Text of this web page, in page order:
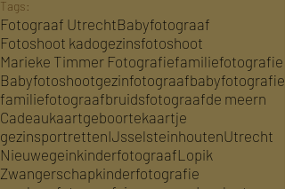
Tags:
Fotograaf UtrechtBabyfotograaf
Fotoshoot kadogezinsfotoshoot
Marieke Timmer Fotografiefamiliefotografie
Babyfotoshootgezinfotograafbabyfotografie
familiefotograafbruidsfotograafde meern
Cadeaukaartgeboortekaartje
gezinsportrettenIJsselsteinhoutenUtrecht
NieuwegeinkinderfotograafLopik
Zwangerschapkinderfotografie